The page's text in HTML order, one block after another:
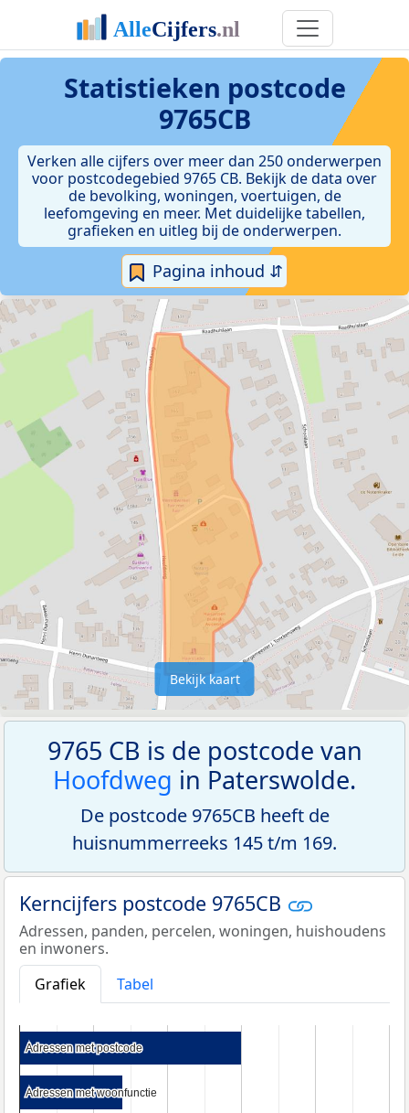
Statistieken postcode
9765CB
Verken alle cijfers over meer dan 250 onderwerpen
voor postcodegebied 9765 CB. Bekijk de data over
de bevolking, woningen, voertuigen, de
leefomgeving en meer. Met duidelijke tabellen,
grafieken en uitleg bij de onderwerpen.
Pagina inhoud ⇵
Bekijk kaart
9765 CB is de postcode van
Hoofdweg in Paterswolde.
De postcode 9765CB heeft de
huisnummerreeks 145 t/m 169.
Kerncijfers postcode 9765CB
Adressen, panden, percelen, woningen, huishoudens
en inwoners.
Grafiek
Tabel
Adressen met postcode
Adressen met postcode
Adressen met woonfunctie
Adressen met woonfunctie